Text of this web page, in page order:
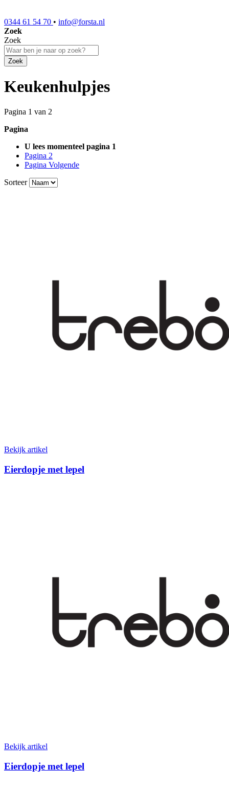
0344 61 54 70 • info@forsta.nl
Zoek
Zoek
Zoek
Keukenhulpjes
Pagina 1 van 2
Pagina
U lees momenteel pagina 1
Pagina 2
Pagina Volgende
Sorteer
Bekijk artikel
Eierdopje met lepel
Bekijk artikel
Eierdopje met lepel